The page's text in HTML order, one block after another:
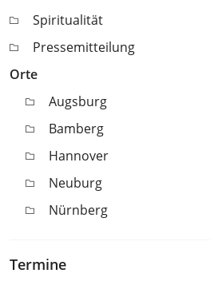
Spiritualität
Pressemitteilung
Orte
Augsburg
Bamberg
Hannover
Neuburg
Nürnberg
Termine